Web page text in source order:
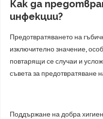
Как да
инфекции?
Предотвратяването на
изключително значение,
повтарящи се случаи и
съвета за предотвратяване
Поддържане на добра